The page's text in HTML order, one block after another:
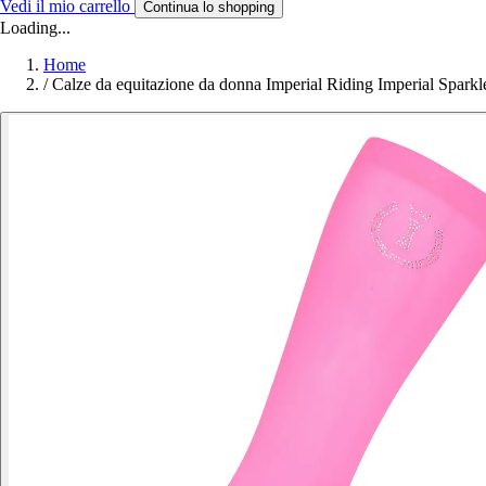
Vedi il mio carrello Continua lo shopping
Loading...
Home
/ Calze da equitazione da donna Imperial Riding Imperial